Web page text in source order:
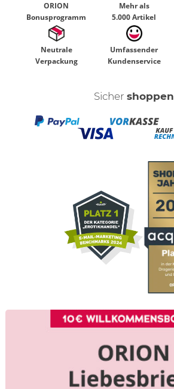
ORION
Bonusprogramm
Mehr als
5.000 Artikel
Neutrale
Verpackung
Umfassender
Kundenservice
Sicher shoppen